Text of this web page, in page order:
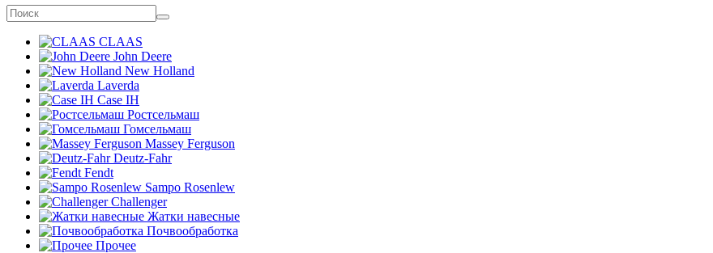
CLAAS
John Deere
New Holland
Laverda
Case IH
Ростсельмаш
Гомсельмаш
Massey Ferguson
Deutz-Fahr
Fendt
Sampo Rosenlew
Challenger
Жатки навесные
Почвообработка
Прочее